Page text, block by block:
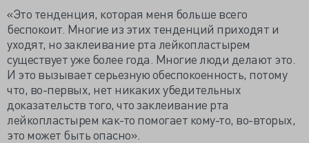
«Это тенденция, которая меня больше всего
беспокоит. Многие из этих тенденций приходят и
уходят, но заклеивание рта лейкопластырем
существует уже более года. Многие люди делают это.
И это вызывает серьезную обеспокоенность, потому
что, во-первых, нет никаких убедительных
доказательств того, что заклеивание рта
лейкопластырем как-то помогает кому-то, во-вторых,
это может быть опасно».